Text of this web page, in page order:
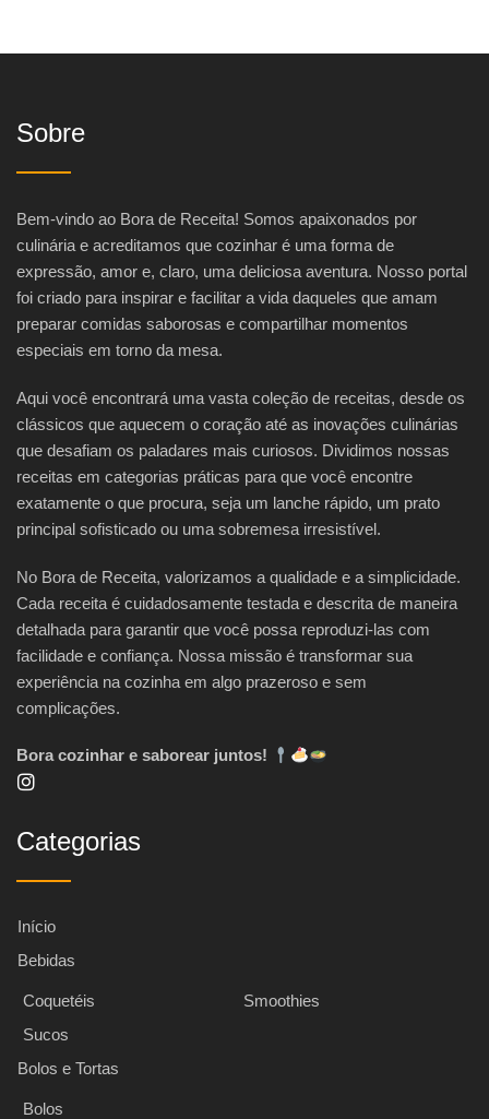
Sobre
Bem-vindo ao Bora de Receita! Somos apaixonados por
culinária e acreditamos que cozinhar é uma forma de
expressão, amor e, claro, uma deliciosa aventura. Nosso portal
foi criado para inspirar e facilitar a vida daqueles que amam
preparar comidas saborosas e compartilhar momentos
especiais em torno da mesa.
Aqui você encontrará uma vasta coleção de receitas, desde os
clássicos que aquecem o coração até as inovações culinárias
que desafiam os paladares mais curiosos. Dividimos nossas
receitas em categorias práticas para que você encontre
exatamente o que procura, seja um lanche rápido, um prato
principal sofisticado ou uma sobremesa irresistível.
No Bora de Receita, valorizamos a qualidade e a simplicidade.
Cada receita é cuidadosamente testada e descrita de maneira
detalhada para garantir que você possa reproduzi-las com
facilidade e confiança. Nossa missão é transformar sua
experiência na cozinha em algo prazeroso e sem
complicações.
Bora cozinhar e saborear juntos!
Categorias
Início
Bebidas
Coquetéis
Smoothies
Sucos
Bolos e Tortas
Bolos